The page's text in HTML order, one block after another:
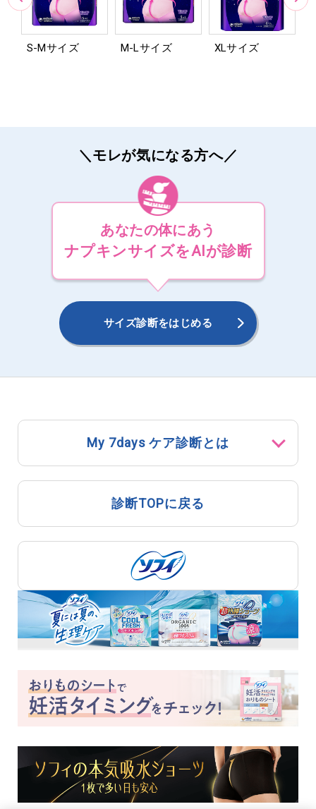
S-Mサイズ M-Lサイズ XLサイズ
＼モレが気になる方へ／
あなたの体にあう
ナプキンサイズをAIが診断
サイズ診断をはじめる
My 7days ケア診断とは
診断TOPに戻る